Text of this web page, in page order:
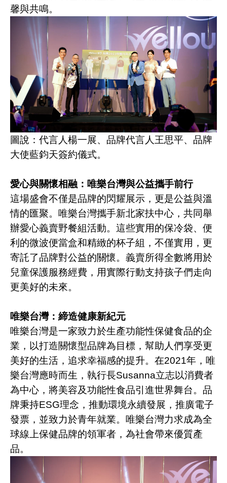
馨與共鳴。
圖說：代言人楊一展、品牌代言人王思平、品牌
大使藍鈞天簽約儀式。
愛心與關懷相融：唯樂台灣與公益攜手前行
這場盛會不僅是品牌的閃耀展示，更是公益與溫
情的匯聚。唯樂台灣攜手新北家扶中心，共同舉
辦愛心義賣野餐組活動。這些實用的保冷袋、便
利的微波便當盒和精緻的杯子組，不僅實用，更
寄託了品牌對公益的關懷。義賣所得全數將用於
兒童保護服務經費，用實際行動支持孩子們走向
更美好的未來。
唯樂台灣：締造健康新紀元
唯樂台灣是一家致力於生產功能性保健食品的企
業，以打造關懷型品牌為目標，幫助人們享受更
美好的生活，追求幸福感的提升。在2021年，唯
樂台灣應時而生，執行長Susanna立志以消費者
為中心，將美容及功能性食品引進世界舞台。品
牌秉持ESG理念，推動環境永續發展，推廣電子
發票，並致力於青年就業。唯樂台灣力求成為全
球線上保健品牌的領軍者，為社會帶來優質產
品。